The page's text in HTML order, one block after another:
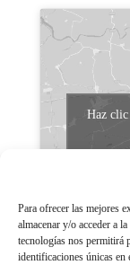
Para ofrecer las mejores
almacenar y/o acceder a
tecnologías nos permitirá
identificaciones únicas
Haz